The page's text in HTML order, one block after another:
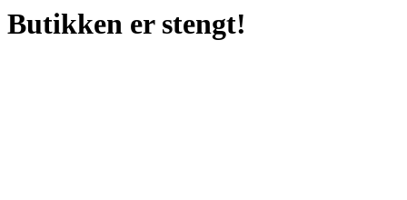
Butikken er stengt!